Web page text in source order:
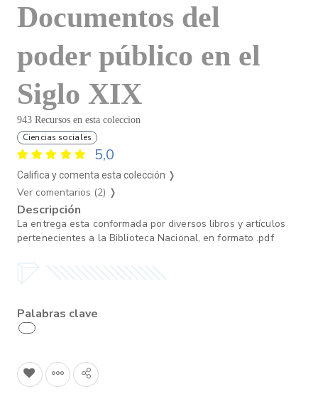
Documentos del
poder público en el
Siglo XIX
943 Recursos en esta coleccion
Ciencias sociales
5,0
Califica y comenta esta colección ❭
Ver comentarios (2) ❭
Descripción
La entrega esta conformada por diversos libros y artículos
pertenecientes a la Biblioteca Nacional, en formato .pdf
Palabras clave